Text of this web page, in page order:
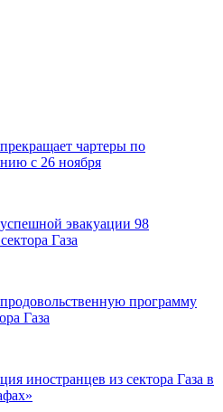
чартеры по
с 26 ноября
эвакуации 98
Газа
программу
Газа
иностранцев из сектора Газа в